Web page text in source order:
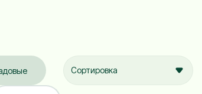
Сортировка